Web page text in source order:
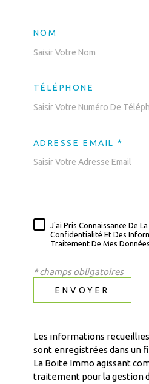
NOM
TÉLÉPHONE
ADRESSE EMAIL *
J'ai Pris Connaissance De
Confidentialité Et Des
Traitement De Mes
* champs obligatoires
ENVOYER
Les informations
sont enregistrées dans un
La Boite Immo agissant
traitement pour la gestion